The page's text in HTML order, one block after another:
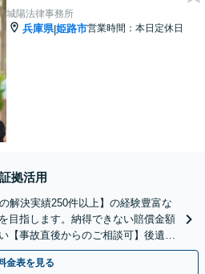
城陽法律事務所
兵庫県|姫路市営業時間：本日定休日
拠活用
解決実績250件以上】の経験豊富な
目指します。納得できない賠償金額
【事故直後からのご相談可】後遺障
金表を見る